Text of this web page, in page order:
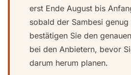
erst Ende August bis
sobald der Sambesi
bestätigen Sie den
bei den Anbietern, bevor
darum herum planen.